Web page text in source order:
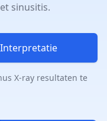
sinusitis.
Interpretatie
X-ray resultaten te